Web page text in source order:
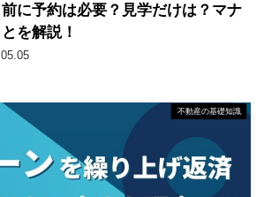
に予約は必要？見学だけは？マナ
を解説！
不動産の基礎知識